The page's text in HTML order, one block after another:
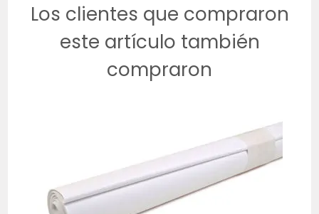
Los clientes que compraron
este artículo también
compraron